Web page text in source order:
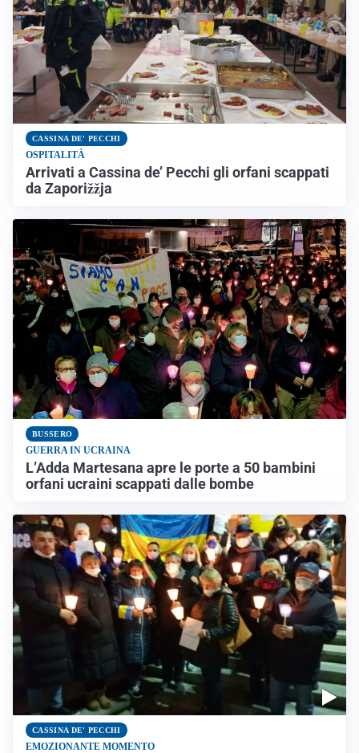
CASSINA DE' PECCHI
OSPITALITÀ
Arrivati a Cassina de’ Pecchi gli orfani scappati
da Zaporižžja
BUSSERO
GUERRA IN UCRAINA
L’Adda Martesana apre le porte a 50 bambini
orfani ucraini scappati dalle bombe
CASSINA DE' PECCHI
EMOZIONANTE MOMENTO